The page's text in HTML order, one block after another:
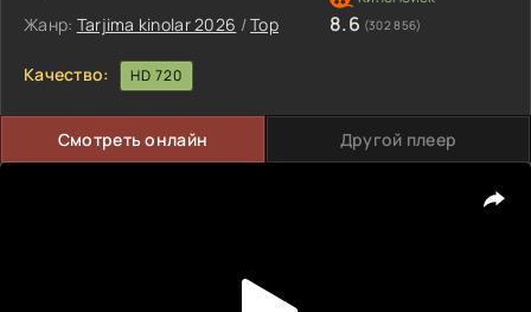
Жанр: Tarjima kinolar 2026 /Top 8.6 (302 856)
Качество: HD 720
Смотреть онлайн Другой плеер